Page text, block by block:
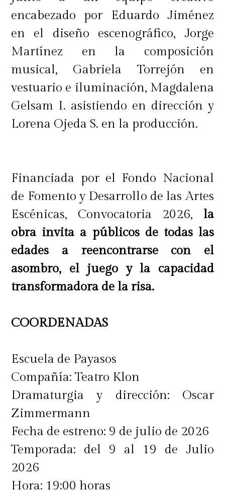
encabezado por Eduardo Jiménez
en el diseño escenográfico, Jorge
Martínez en la composición
musical, Gabriela Torrejón en
vestuario e iluminación, Magdalena
Gelsam I. asistiendo en dirección y
Lorena Ojeda S. en la producción.
Financiada por el Fondo Nacional
de Fomento y Desarrollo de las Artes
Escénicas, Convocatoria 2026, la
obra invita a públicos de todas las
edades a reencontrarse con el
asombro, el juego y la capacidad
transformadora de la risa.
COORDENADAS
Escuela de Payasos
Compañía: Teatro Klon
Dramaturgia y dirección: Oscar
Zimmermann
Fecha de estreno: 9 de julio de 2026
Temporada: del 9 al 19 de Julio
2026
Hora: 19:00 horas